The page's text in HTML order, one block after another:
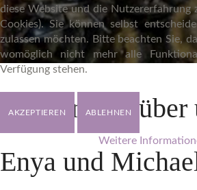
Was andere über
Enya und
diese Website und die Nutzererfahrung
Cookies). Sie können selbst
zulassen möchten. Bitte beachten Sie,
womöglich nicht mehr alle
Verfügung stehen.
AKZEPTIEREN ABLEHNEN
Weitere